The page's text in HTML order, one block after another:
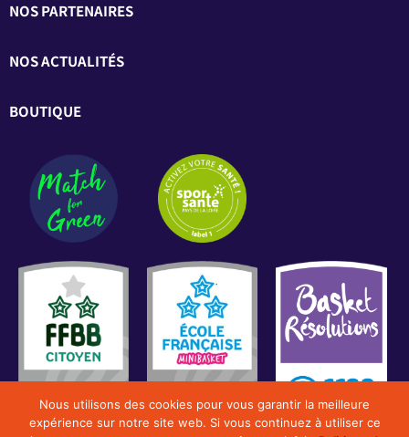
NOS PARTENAIRES
NOS ACTUALITÉS
BOUTIQUE
Nous utilisons des cookies pour vous garantir la meilleure
expérience sur notre site web. Si vous continuez à utiliser ce